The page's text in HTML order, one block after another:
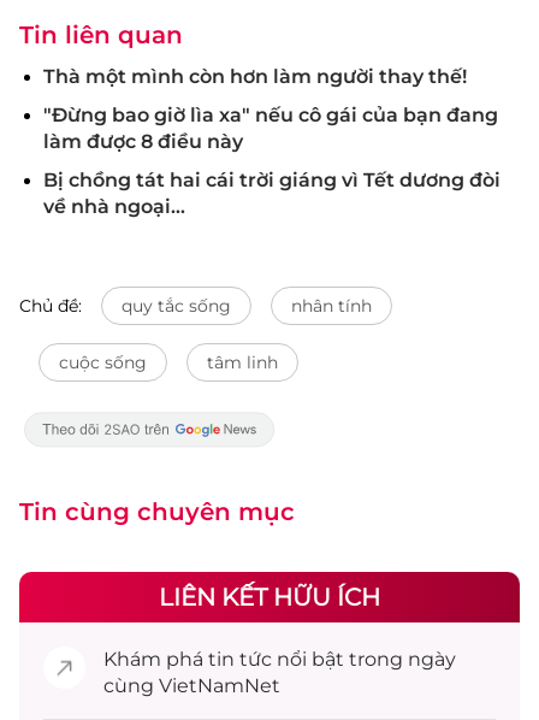
Tin liên quan
Thà một mình còn hơn làm người thay thế!
"Đừng bao giờ lìa xa" nếu cô gái của bạn đang
làm được 8 điều này
Bị chồng tát hai cái trời giáng vì Tết dương đòi
về nhà ngoại…
Chủ đề: quy tắc sống nhân tính
cuộc sống tâm linh
Tin cùng chuyên mục
LIÊN KẾT HỮU ÍCH
Khám phá tin tức nổi bật trong ngày
cùng VietNamNet